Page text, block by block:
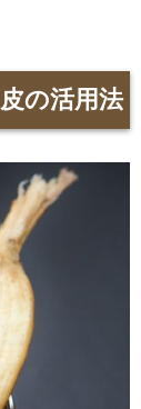
の活用法